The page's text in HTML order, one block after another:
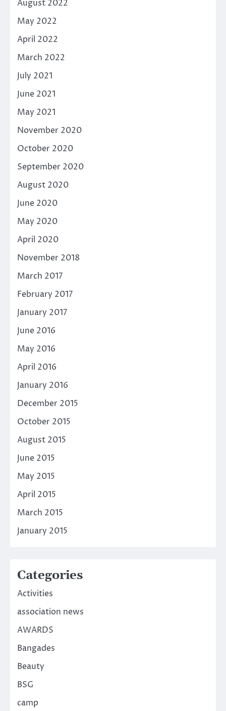
August 2022
May 2022
April 2022
March 2022
July 2021
June 2021
May 2021
November 2020
October 2020
September 2020
August 2020
June 2020
May 2020
April 2020
November 2018
March 2017
February 2017
January 2017
June 2016
May 2016
April 2016
January 2016
December 2015
October 2015
August 2015
June 2015
May 2015
April 2015
March 2015
January 2015
Categories
Activities
association news
AWARDS
Bangades
Beauty
BSG
camp